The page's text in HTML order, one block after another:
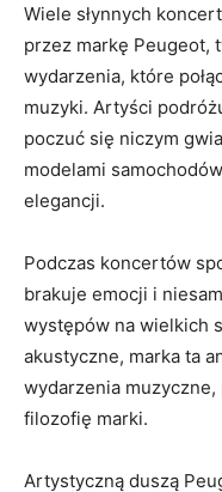
Wiele słynnych
przez markę Peugeot,
wydarzenia, ‌które
muzyki. Artyści
poczuć się niczym
modelami
elegancji.
Podczas koncertów
brakuje emocji i
występów na wielkich
akustyczne, ‍marka ta
wydarzenia
filozofię marki.
Artystyczną duszą